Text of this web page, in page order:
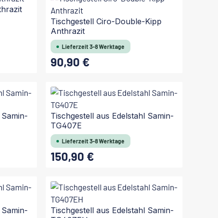
Tischgestell Ciro-Double-Kipp
Anthrazit
Lieferzeit 3-8 Werktage
Regulärer Preis:
90,90 €
Tischgestell aus Edelstahl Samin-
TG407E
Lieferzeit 3-8 Werktage
Regulärer Preis:
150,90 €
In den Warenkorb
Tischgestell aus Edelstahl Samin-